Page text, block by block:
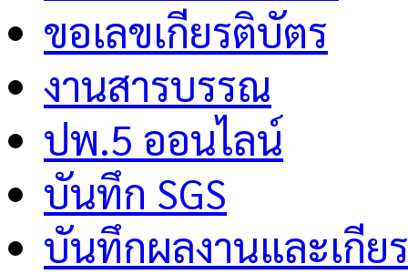
ขอเลขเกียรติบัตร
งานสารบรรณ
ปพ.5 ออนไลน์
บันทึก SGS
บันทึกผลงานและเกีย